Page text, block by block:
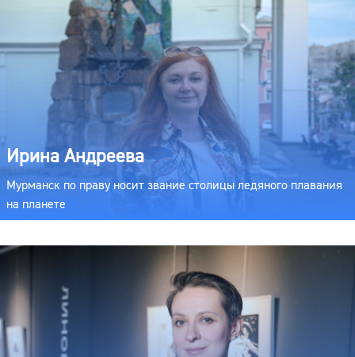
Ирина Андреева
Мурманск по праву носит звание столицы ледяного плавания
на планете